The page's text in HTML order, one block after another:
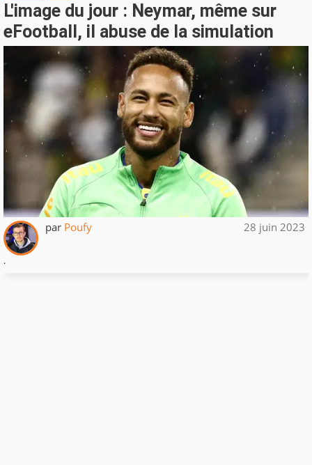
L'image du jour : Neymar, même sur
eFootball, il abuse de la simulation
par Poufy 28 juin 2023
.